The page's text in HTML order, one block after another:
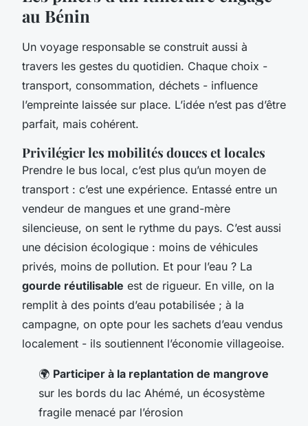
au Bénin
Un voyage responsable se construit aussi à
travers les gestes du quotidien. Chaque choix -
transport, consommation, déchets - influence
l’empreinte laissée sur place. L’idée n’est pas d’être
parfait, mais cohérent.
Privilégier les mobilités douces et locales
Prendre le bus local, c’est plus qu’un moyen de
transport : c’est une expérience. Entassé entre un
vendeur de mangues et une grand-mère
silencieuse, on sent le rythme du pays. C’est aussi
une décision écologique : moins de véhicules
privés, moins de pollution. Et pour l’eau ? La
gourde réutilisable est de rigueur. En ville, on la
remplit à des points d’eau potabilisée ; à la
campagne, on opte pour les sachets d’eau vendus
localement - ils soutiennent l’économie villageoise.
🌍 Participer à la replantation de mangrove
sur les bords du lac Ahémé, un écosystème
fragile menacé par l’érosion